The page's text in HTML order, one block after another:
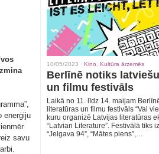
enerģiju
savu
10/05/2023 · Kino Kultūra ārzemēs
Berlīnē notiks
un filmu festivāls
Laikā no 11. līdz 14. maijam
literatūras un filmu festivāls “Vai
kuru organizē Latvijas literatūras
“Latvian Literature”. Festivālā tiks
“Jelgava 94”, “Mātes piens”,…